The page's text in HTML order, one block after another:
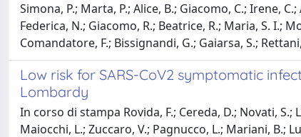
Simona, P.; Marta, P.; Alice, B.; Giacomo, C.; Irene,
Federica, N.; Giacomo, R.; Beatrice, R.; Maria, S. I.;
Comandatore, F.; Bissignandi, G.; Gaiarsa, S.;
Low risk for SARS-CoV2 symptomatic
Lombardy
In corso di stampa Rovida, F.; Cereda, D.; Novati,
Maiocchi, L.; Zuccaro, V.; Pagnucco, L.; Mariani, B.;